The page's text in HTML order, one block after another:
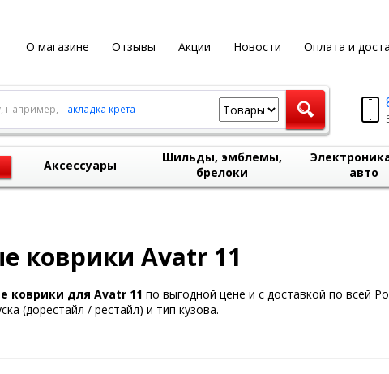
О магазине Отзывы Акции Новости Оплата и
например, накладка крета
Аксессуары
Шильды, эмблемы,
брелоки
авто
коврики Avatr 11
коврики для Avatr 11 по выгодной цене и с доставкой по всей
(дорестайл / рестайл) и тип кузова.